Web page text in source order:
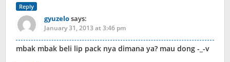
Reply
gyuzelosays:
January 31, 2013 at 3:46 pm
mbak mbak beli lip pack nya dimana ya? mau dong -_-v